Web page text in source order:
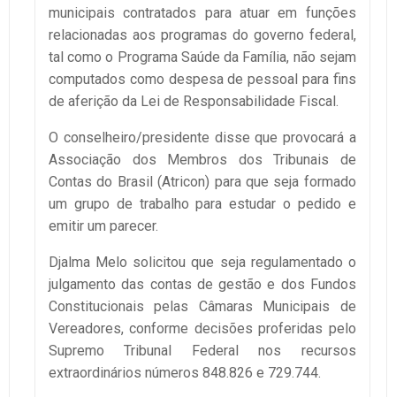
municipais contratados para atuar em funções
relacionadas aos programas do governo federal,
tal como o Programa Saúde da Família, não sejam
computados como despesa de pessoal para fins
de aferição da Lei de Responsabilidade Fiscal.
O conselheiro/presidente disse que provocará a
Associação dos Membros dos Tribunais de
Contas do Brasil (Atricon) para que seja formado
um grupo de trabalho para estudar o pedido e
emitir um parecer.
Djalma Melo solicitou que seja regulamentado o
julgamento das contas de gestão e dos Fundos
Constitucionais pelas Câmaras Municipais de
Vereadores, conforme decisões proferidas pelo
Supremo Tribunal Federal nos recursos
extraordinários números 848.826 e 729.744.